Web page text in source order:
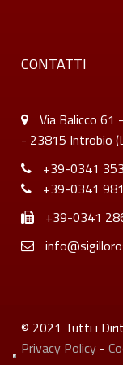
CONTATTI
Via Balicco 61
- 23815 Introbio
+39-0341
+39-0341
+39-0341
© 2021 Tutti i
Privacy Policy -